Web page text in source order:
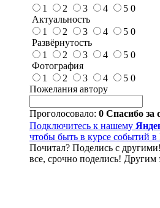
1
2 3 4 5 0
Актуальность
1
2 3 4 5 0
Развёрнутость
1
2 3 4 5 0
Фотография
1
2 3 4 5 0
Пожелания автору
Проголосовало: 0 Спасибо за
Подключитесь к нашему
чтобы быть в курсе событий
Почитал? Поделись с
все, срочно поделись! Другим